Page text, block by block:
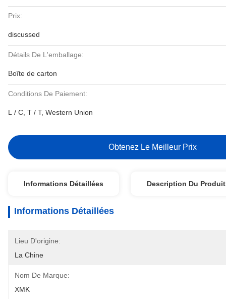
Prix:
discussed
Détails De L'emballage:
Boîte de carton
Conditions De Paiement:
L / C, T / T, Western Union
Obtenez Le Meilleur Prix
Informations Détaillées Description Du Produit
Informations Détaillées
Lieu D'origine:
La Chine
Nom De Marque:
XMK